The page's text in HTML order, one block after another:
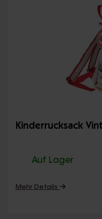
Kinderrucksack
Auf Lager
Mehr Details